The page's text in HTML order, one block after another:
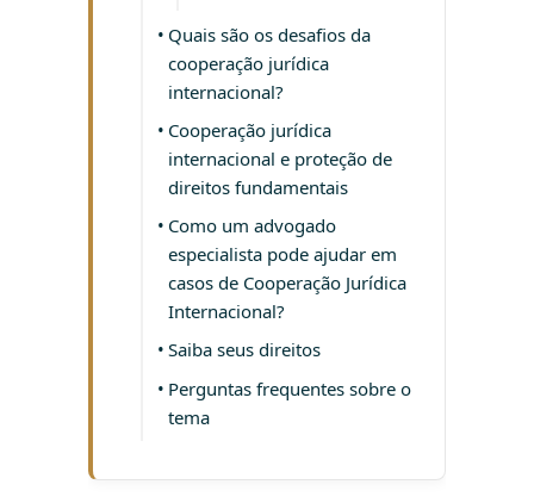
Quais são os desafios da
cooperação jurídica
internacional?
Cooperação jurídica
internacional e proteção de
direitos fundamentais
Como um advogado
especialista pode ajudar em
casos de Cooperação Jurídica
Internacional?
Saiba seus direitos
Perguntas frequentes sobre o
tema